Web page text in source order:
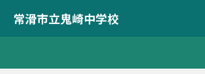
常滑市立鬼崎中学校